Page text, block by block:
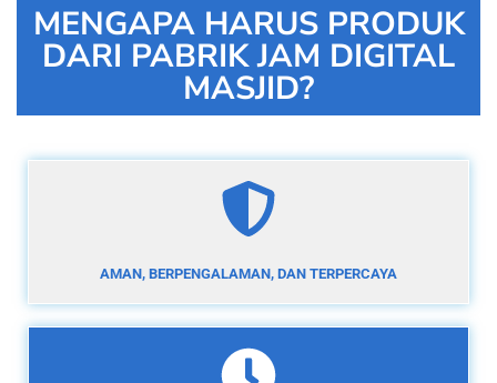
MENGAPA HARUS PRODUK
DARI PABRIK JAM DIGITAL
MASJID?
AMAN, BERPENGALAMAN, DAN TERPERCAYA